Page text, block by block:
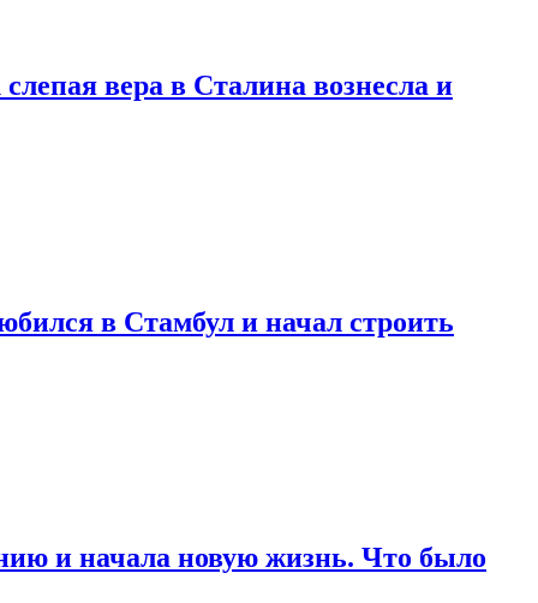
вера в Сталина вознесла и
в Стамбул и начал строить
и начала новую жизнь. Что было